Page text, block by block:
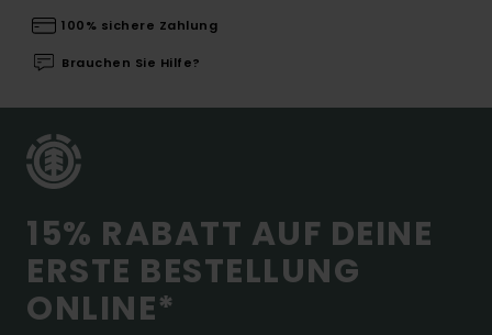
100% sichere Zahlung
Brauchen Sie Hilfe?
15% RABATT AUF DEINE
ERSTE BESTELLUNG
ONLINE*